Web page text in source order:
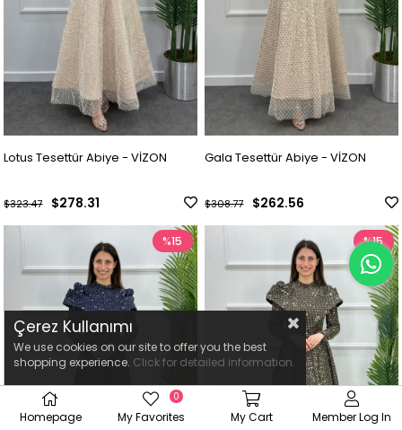
Lotus Tesettür Abiye - VİZON
$278.31
$323.47
Gala Tesettür Abiye - VİZON
$262.56
$308.77
%15 %15
Çerez Kullanımı
We use cookies on our site to offer you the best
shopping experience. Click for detailed information.
Homepage My Favorites
0
My Cart Member Log In